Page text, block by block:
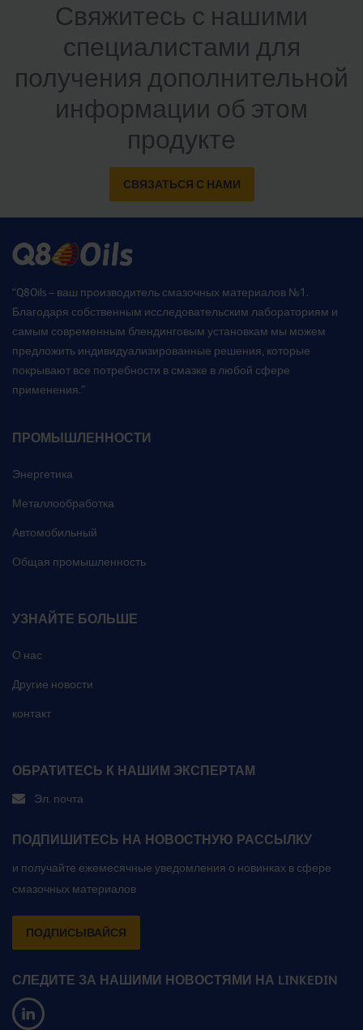
Свяжитесь с нашими
специалистами для
получения дополнительной
информации об этом
продукте
СВЯЗАТЬСЯ С НАМИ
“Q8Oils – ваш производитель смазочных материалов №1.
Благодаря собственным исследовательским лабораториям и
самым современным блендинговым установкам мы можем
предложить индивидуализированные решения, которые
покрывают все потребности в смазке в любой сфере
применения.”
ПРОМЫШЛЕННОСТИ
Энергетика
Металлообработка
Автомобильный
Общая промышленность
УЗНАЙТЕ БОЛЬШЕ
О нас
Другие новости
контакт
ОБРАТИТЕСЬ К НАШИМ ЭКСПЕРТАМ
Эл. почта
ПОДПИШИТЕСЬ НА НОВОСТНУЮ РАССЫЛКУ
и получайте ежемесячные уведомления о новинках в сфере
смазочных материалов
ПОДПИСЫВАЙСЯ
СЛЕДИТЕ ЗА НАШИМИ НОВОСТЯМИ НА LINKEDIN